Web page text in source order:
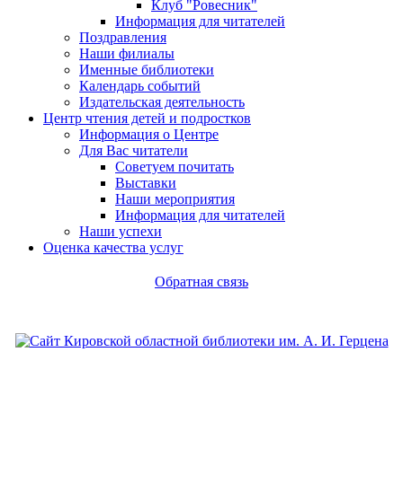
Клуб "Ровесник"
Информация для читателей
Поздравления
Наши филиалы
Именные библиотеки
Календарь событий
Издательская деятельность
Центр чтения детей и подростков
Информация о Центре
Для Вас читатели
Советуем почитать
Выставки
Наши мероприятия
Информация для читателей
Наши успехи
Оценка качества услуг
Обратная связь